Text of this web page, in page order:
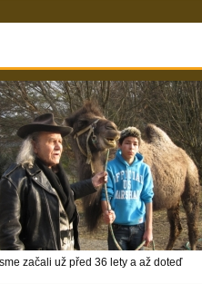
začali už před 36 lety a až doteď